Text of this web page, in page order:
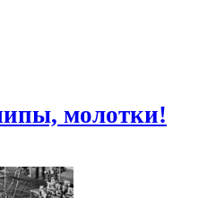
молотки!